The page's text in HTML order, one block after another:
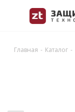
Главная - Каталог -